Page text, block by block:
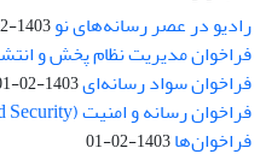
رادیو در عصر رسانه‌های نو1403-02-01
فراخوان مدیریت نظام پخش و
فراخوان سواد رسانه‌ای1403-02-01
فراخوان رسانه و امنیت (Media and Security)
فراخوان‌ها1403-02-01